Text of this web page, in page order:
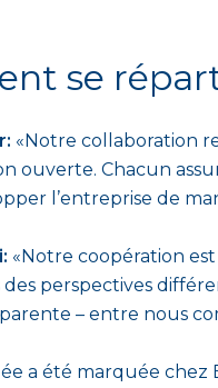
se
«Notre collaboration
ouverte. Chacun
l’entreprise de
«Notre coopération
des perspectives
– entre nous
a été marquée chez